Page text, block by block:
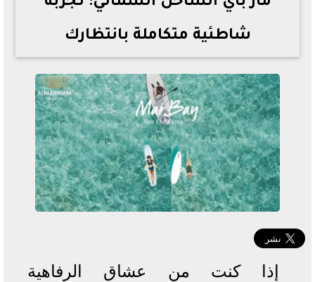
شاطئية متكاملة بانتظارك
إذا كنت من عشاق الرفاهية